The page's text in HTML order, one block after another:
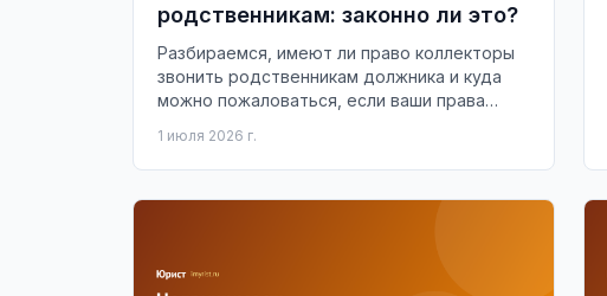
родственникам: законно ли это?
Разбираемся, имеют ли право коллекторы
звонить родственникам должника и куда
можно пожаловаться, если ваши права
1 июля 2026 г.